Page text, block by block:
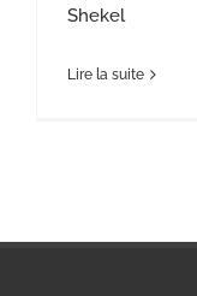
Shekel
Lire la suite